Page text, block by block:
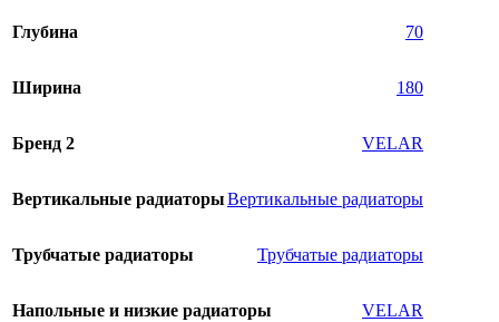
Глубина 70
Ширина 180
Бренд 2 VELAR
Вертикальные радиаторыВертикальные радиаторы
Трубчатые радиаторы Трубчатые радиаторы
Напольные и низкие радиаторы VELAR